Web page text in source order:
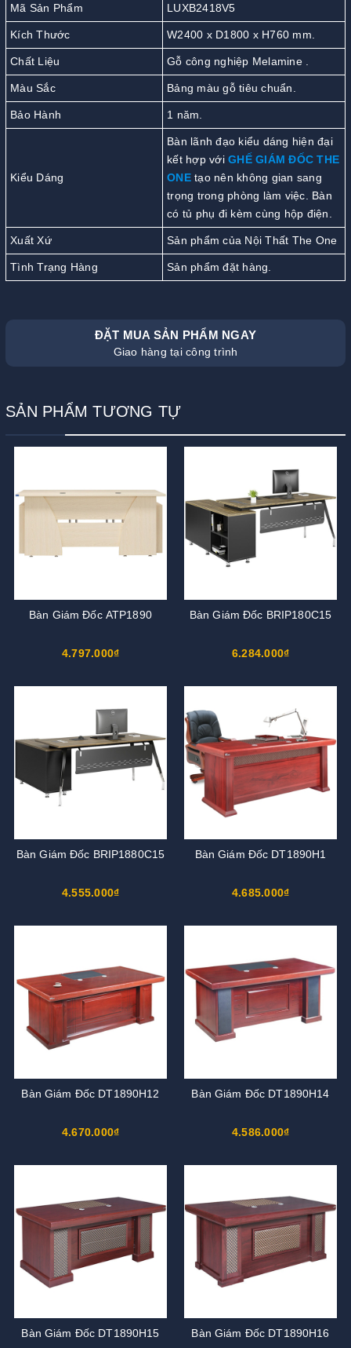
Mã Sản Phẩm LUXB2418V5
Kích Thước W2400 x D1800 x H760 mm.
Chất Liệu Gỗ công nghiệp Melamine .
Màu Sắc Bảng màu gỗ tiêu chuẩn.
Bảo Hành 1 năm.
Kiểu Dáng
Bàn lãnh đạo kiểu dáng hiện đại
kết hợp với GHẾ GIÁM ĐỐC THE
ONEtạo nên không gian sang
trọng trong phòng làm việc. Bàn
có tủ phụ đi kèm cùng hộp điện.
Xuất Xứ Sản phẩm của Nội Thất The One
Tình Trạng Hàng Sản phẩm đặt hàng.
ĐẶT MUA SẢN PHẨM NGAY
Giao hàng tại công trình
SẢN PHẨM TƯƠNG TỰ
Bàn Giám Đốc ATP1890
4.797.000₫
Bàn Giám Đốc BRIP180C15
6.284.000₫
Bàn Giám Đốc BRIP1880C15
4.555.000₫
Bàn Giám Đốc DT1890H1
4.685.000₫
Bàn Giám Đốc DT1890H12
4.670.000₫
Bàn Giám Đốc DT1890H14
4.586.000₫
Bàn Giám Đốc DT1890H15 Bàn Giám Đốc DT1890H16